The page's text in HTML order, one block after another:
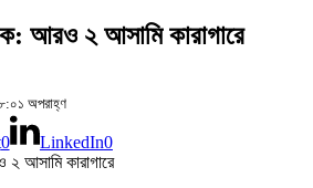
আরও ২ আসামি কারাগারে
অপরাহ্ণ
0 LinkedIn0